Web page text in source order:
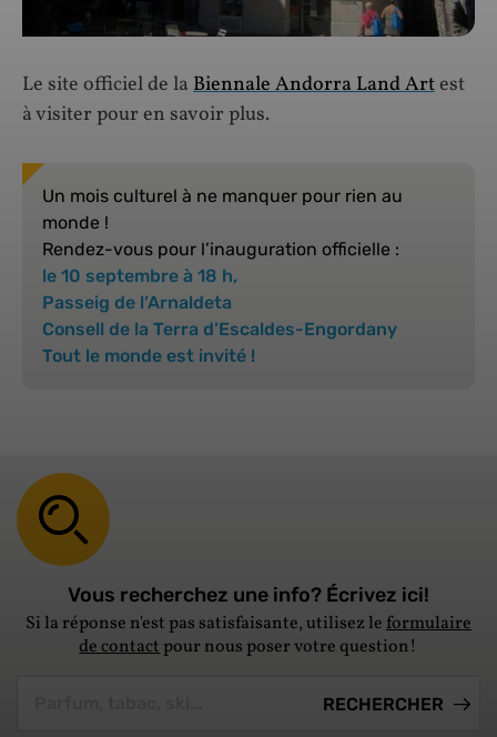
Le site officiel de la Biennale Andorra Land Artest
à visiter pour en savoir plus.
Un mois culturel à ne manquer pour rien au
monde !
Rendez-vous pour l’inauguration officielle :
le 10 septembre à 18 h,
Passeig de l’Arnaldeta
Consell de la Terra d’Escaldes-Engordany
Tout le monde est invité !
Vous recherchez une info? Écrivez ici!
Si la réponse n'est pas satisfaisante, utilisez leformulaire
de contactpour nous poser votre question!